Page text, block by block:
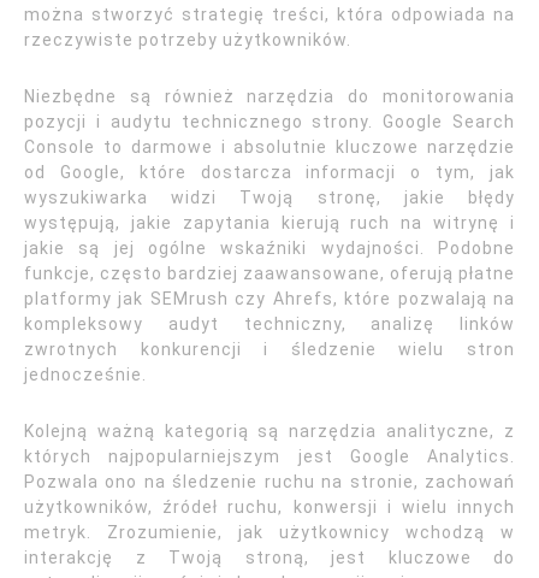
można stworzyć strategię treści, która odpowiada na
rzeczywiste potrzeby użytkowników.
Niezbędne są również narzędzia do monitorowania
pozycji i audytu technicznego strony. Google Search
Console to darmowe i absolutnie kluczowe narzędzie
od Google, które dostarcza informacji o tym, jak
wyszukiwarka widzi Twoją stronę, jakie błędy
występują, jakie zapytania kierują ruch na witrynę i
jakie są jej ogólne wskaźniki wydajności. Podobne
funkcje, często bardziej zaawansowane, oferują płatne
platformy jak SEMrush czy Ahrefs, które pozwalają na
kompleksowy audyt techniczny, analizę linków
zwrotnych konkurencji i śledzenie wielu stron
jednocześnie.
Kolejną ważną kategorią są narzędzia analityczne, z
których najpopularniejszym jest Google Analytics.
Pozwala ono na śledzenie ruchu na stronie, zachowań
użytkowników, źródeł ruchu, konwersji i wielu innych
metryk. Zrozumienie, jak użytkownicy wchodzą w
interakcję z Twoją stroną, jest kluczowe do